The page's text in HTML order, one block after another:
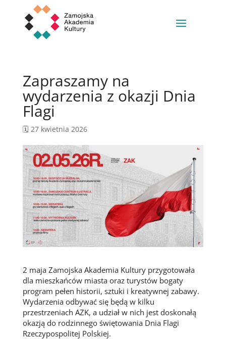
Zapraszamy na
wydarzenia z okazji Dnia
Flagi
🗓️ 27 kwietnia 2026
2 maja Zamojska Akademia Kultury przygotowała
dla mieszkańców miasta oraz turystów bogaty
program pełen historii, sztuki i kreatywnej zabawy.
Wydarzenia odbywać się będą w kilku
przestrzeniach AZK, a udział w nich jest doskonałą
okazją do rodzinnego świętowania Dnia Flagi
Rzeczypospolitej Polskiej.